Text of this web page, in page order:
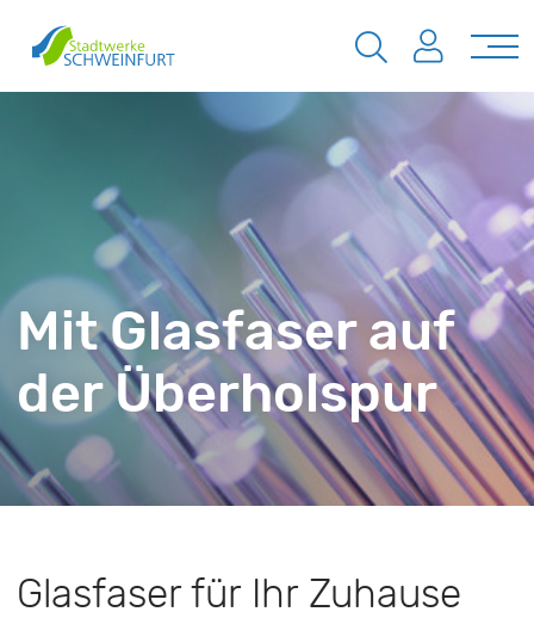
Mit Glasfaser auf
der Überholspur
Glasfaser für Ihr Zuhause